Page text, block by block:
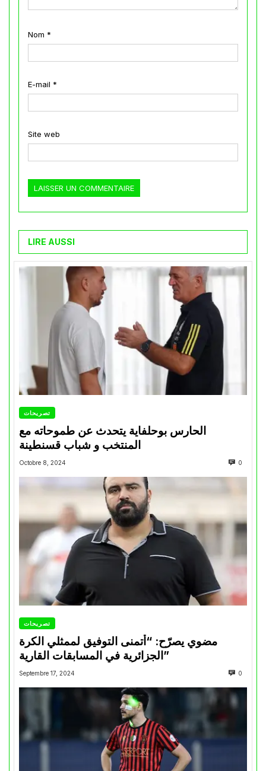
Nom *
E-mail *
Site web
LIRE AUSSI
تصريحات
الحارس بوحلفاية يتحدث عن طموحاته مع
المنتخب و شباب قسنطينة
Octobre 8, 2024 0
تصريحات
مضوي يصرّح: “أتمنى التوفيق لممثلي الكرة
الجزائرية في المسابقات القارية”
Septembre 17, 2024 0